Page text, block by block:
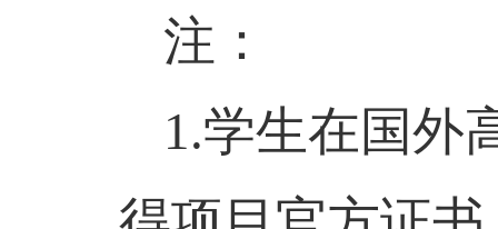
注：
1.学生在国外